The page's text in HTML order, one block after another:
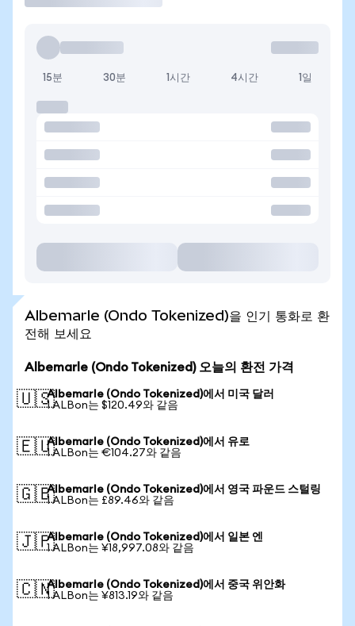
15분 30분 1시간 4시간 1일
Albemarle (Ondo Tokenized)을 인기 통화로 환
전해 보세요
Albemarle (Ondo Tokenized) 오늘의 환전 가격
🇺🇸Albemarle (Ondo Tokenized)에서 미국 달러
1 ALBon는 $120.49와 같음
🇪🇺Albemarle (Ondo Tokenized)에서 유로
1 ALBon는 €104.27와 같음
🇬🇧Albemarle (Ondo Tokenized)에서 영국 파운드 스털링
1 ALBon는 £89.46와 같음
🇯🇵Albemarle (Ondo Tokenized)에서 일본 엔
1 ALBon는 ¥18,997.08와 같음
🇨🇳Albemarle (Ondo Tokenized)에서 중국 위안화
1 ALBon는 ¥813.19와 같음